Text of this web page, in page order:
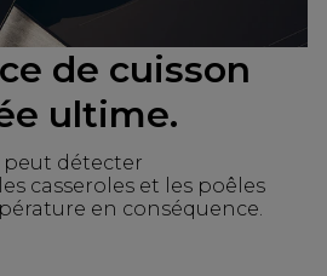
de cuisson
ultime.
peut détecter
casseroles et les poêles
en conséquence.